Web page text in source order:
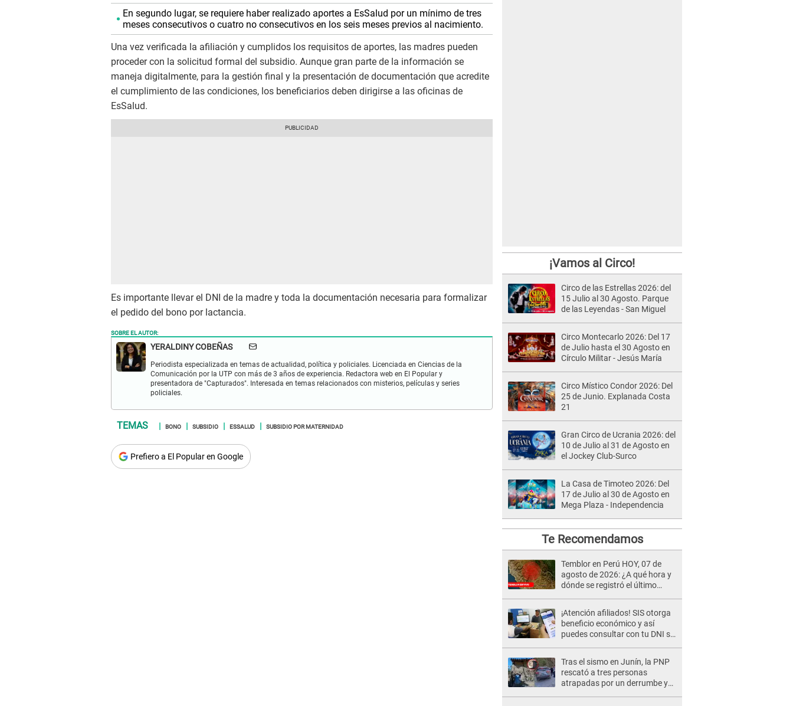
En segundo lugar, se requiere haber realizado aportes a EsSalud por un mínimo de tres
meses consecutivos o cuatro no consecutivos en los seis meses previos al nacimiento.
Una vez verificada la afiliación y cumplidos los requisitos de aportes, las madres pueden
proceder con la solicitud formal del subsidio. Aunque gran parte de la información se
maneja digitalmente, para la gestión final y la presentación de documentación que acredite
el cumplimiento de las condiciones, los beneficiarios deben dirigirse a las oficinas de
EsSalud.
Es importante llevar el DNI de la madre y toda la documentación necesaria para formalizar
el pedido del bono por lactancia.
SOBRE EL AUTOR:
YERALDINY COBEÑAS
Periodista especializada en temas de actualidad, política y policiales. Licenciada en Ciencias de la
Comunicación por la UTP con más de 3 años de experiencia. Redactora web en El Popular y
presentadora de "Capturados". Interesada en temas relacionados con misterios, películas y series
policiales.
BONO SUBSIDIO ESSALUD SUBSIDIO POR MATERNIDAD
Prefiero a El Popular en Google
¡Vamos al Circo!
Circo de las Estrellas 2026: del
15 Julio al 30 Agosto. Parque
de las Leyendas - San Miguel
Circo Montecarlo 2026: Del 17
de Julio hasta el 30 Agosto en
Círculo Militar - Jesús María
Circo Místico Condor 2026: Del
25 de Junio. Explanada Costa
21
Gran Circo de Ucrania 2026: del
10 de Julio al 31 de Agosto en
el Jockey Club-Surco
La Casa de Timoteo 2026: Del
17 de Julio al 30 de Agosto en
Mega Plaza - Independencia
Te Recomendamos
Temblor en Perú HOY, 07 de
agosto de 2026: ¿A qué hora y
dónde se registró el último
¡Atención afiliados! SIS otorga
beneficio económico y así
puedes consultar con tu DNI si
Tras el sismo en Junín, la PNP
rescató a tres personas
atrapadas por un derrumbe y